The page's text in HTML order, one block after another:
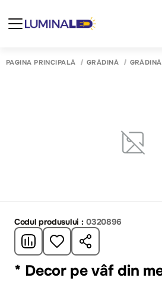
PAGINA PRINCIPALĂ GRĂDINĂ
Codul produsului : 0320896
* Decor pe vâf din